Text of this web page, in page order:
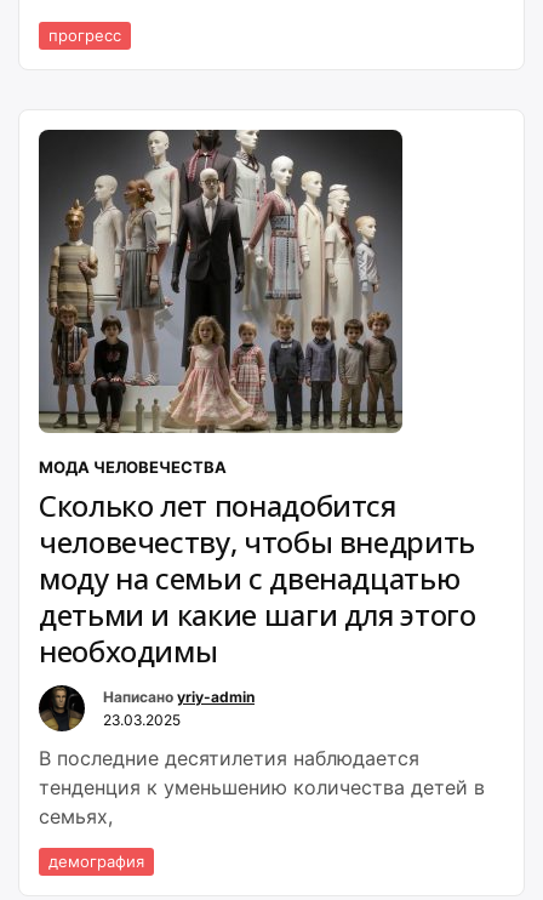
прогресс
МОДА ЧЕЛОВЕЧЕСТВА
Сколько лет понадобится
человечеству, чтобы внедрить
моду на семьи с двенадцатью
детьми и какие шаги для этого
необходимы
Написано yriy-admin
23.03.2025
В последние десятилетия наблюдается
тенденция к уменьшению количества детей в
семьях,
демография